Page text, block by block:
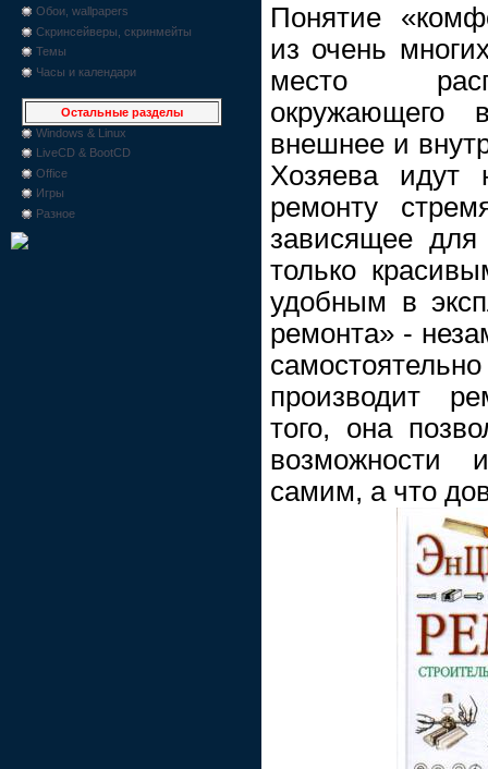
Обои, wallpapers
Скринсейверы, скринмейты
Темы
Часы и календари
Остальные разделы
Windows & Linux
LiveCD & BootCD
Office
Игры
Разное
Понятие
из очень
место
внешнее и
Хозяева идут
ремонту
зависящее
только
удобным в
ремонта» -
производит
того, она
возможности
самим, а что